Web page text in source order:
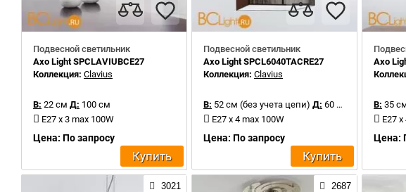
Подвесной светильник
Axo Light SPCLAVIUBCE27
Коллекция: Clavius
В: 22 см Д: 100 см
E27 х 3 max 100W
Цена: По запросу
Купить
Подвесной светильник
Axo Light SPCL6040TACRE27
Коллекция: Clavius
В: 52 см (без учета цепи) Д: 60 см
E27 х 4 max 100W
Цена: По запросу
Купить
Axo
В: 35
E27
Цена:
3021 2687